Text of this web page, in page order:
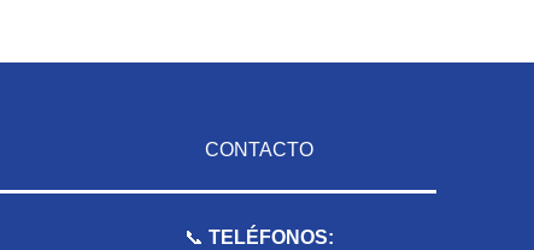
CONTACTO
📞 TELÉFONOS: